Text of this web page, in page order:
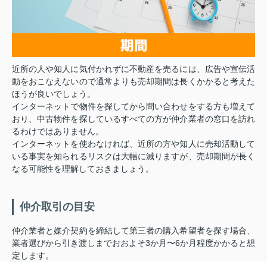
近所の人や知人に気付かれずに不動産を売るには、広告や宣伝活
動をおこなえないので通常よりも売却期間は長くかかると考えた
ほうが良いでしょう。
インターネットで物件を探してから問い合わせをする方も増えて
おり、中古物件を探しているすべての方が仲介業者の窓口を訪れ
るわけではありません。
インターネットを使わなければ、近所の方や知人に売却活動して
いる事実を知られるリスクは大幅に減りますが、売却期間が長く
なる可能性を理解しておきましょう。
仲介取引の目安
仲介業者と媒介契約を締結して第三者の購入希望者を探す場合、
業者選びから引き渡しまでおおよそ3か月〜6か月程度かかると想
定します。